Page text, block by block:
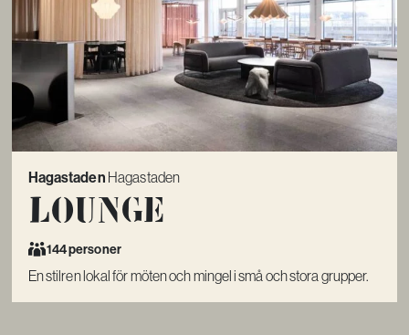
Hagastaden Hagastaden
Lounge
144 personer
En stilren lokal för möten och mingel i små och stora grupper.